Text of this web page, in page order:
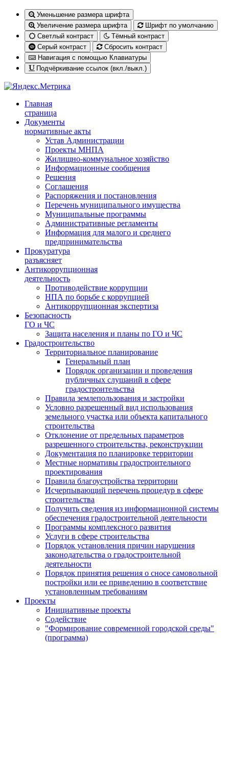
Уменьшение размера шрифта
Увеличение размера шрифта
Шрифт по умолчанию
Светлый контраст
Тёмный контраст
Серый контраст
Сбросить контраст
Навигация с помощью Клавиатуры
Подчёркивание ссылок (вкл./выкл.)
Главная
страница
Документы
нормативные акты
Устав Администрации
Проекты МНПА
Жилищно-коммунальное хозяйство
Информационные сообщения
Решения
Соглашения
Распоряжения и постановления
Перечень муниципального имущества
Муниципальные программы
Административные регламенты
Информация для малого и среднего
предпринимательства
Прокуратура
разъясняет
Антикоррупционная
деятельность
Противодействие коррупции
НПА по борьбе с коррупцией
Антикоррупционная экспертиза
Безопасность
ГО и ЧС
Защита населения и планы по ГО и ЧС
Градостроительство
Территориальное планирование
Генеральный план
Порядок организации и проведения
публичных слушаний в сфере
градостроительства
Правила землепользования и застройки
Условно разрешенный вид использования
земельного участка или объекта капитального
строительства
Отклонение от предельных параметров
разрешенного строительства, реконструкции
Документация по планировке территории
Местные нормативы градостроительного
проектирования
Правила благоустройства территории
Исчерпывающий перечень процедур в сфере
строительства
Получить сведения из информационной системы
обеспечения градостроительной деятельности
Программы комплексного развития
Услуги в сфере строительства
Порядок установления причин нарушения
законодательства о градостроительной
деятельности
Порядок принятия решения о сносе самовольной
постройки или ее приведению в соответствие
установленным требованиям
Проекты
Инициативные проекты
Содействие
"Формирование современной городской среды"
(программа)